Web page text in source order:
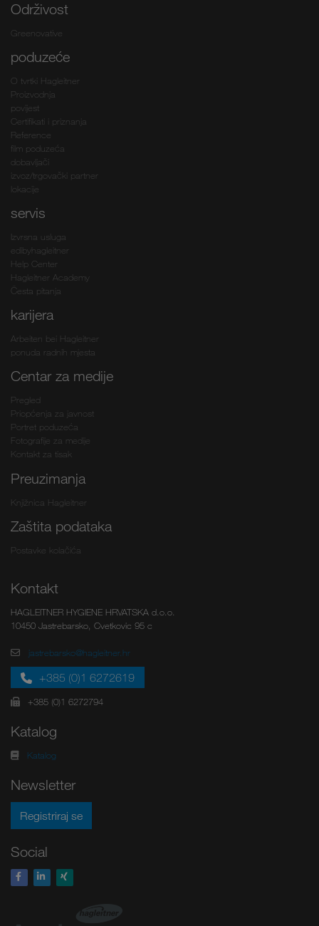
Održivost
Greenovative
poduzeće
O tvrtki Hagleitner
Proizvodnja
povijest
Certifikati i priznanja
Reference
film poduzeća
dobavljači
izvoz/trgovački partner
lokacije
servis
Izvrsna usluga
edibyhagleitner
Help Center
Hagleitner Academy
Česta pitanja
karijera
Arbeiten bei Hagleitner
ponuda radnih mjesta
Centar za medije
Pregled
Priopćenja za javnost
Portret poduzeća
Fotografije za medije
Kontakt za tisak
Preuzimanja
Knjižnica Hagleitner
Zaštita podataka
Postavke kolačića
Kontakt
HAGLEITNER HYGIENE HRVATSKA d.o.o.
10450 Jastrebarsko, Cvetkovic 95 c
jastrebarsko@hagleitner.hr
+385 (0)1 6272619
+385 (0)1 6272794
Katalog
Katalog
Newsletter
Registriraj se
Social